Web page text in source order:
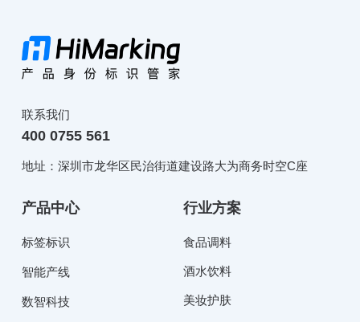
联系我们
400 0755 561
地址：深圳市龙华区民治街道建设路大为商务时空C座
产品中心
标签标识
智能产线
数智科技
行业方案
食品调料
酒水饮料
美妆护肤